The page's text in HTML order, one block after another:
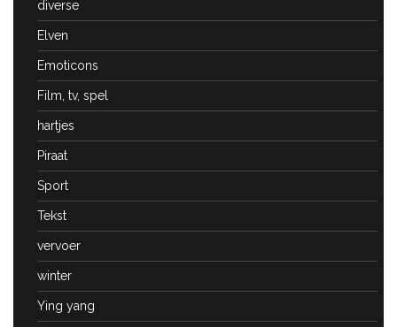
diverse
Elven
Emoticons
Film, tv, spel
hartjes
Piraat
Sport
Tekst
vervoer
winter
Ying yang